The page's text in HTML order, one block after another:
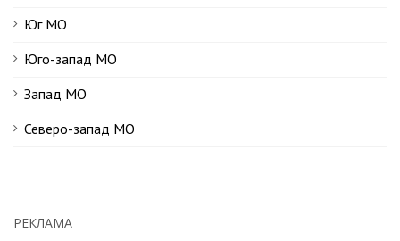
Юг МО
Юго-запад МО
Запад МО
Северо-запад МО
РЕКЛАМА